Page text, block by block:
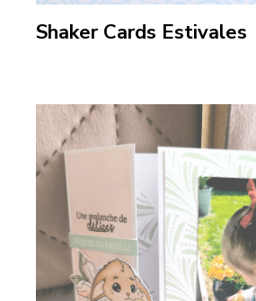
Shaker Cards Estivales